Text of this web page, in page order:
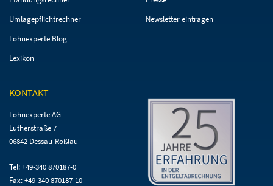
Umlagepflichtrechner
Lohnexperte Blog
Lexikon
Newsletter eintragen
KONTAKT
Lohnexperte AG
Lutherstraße 7
06842 Dessau-Roßlau
Tel: +49-340 870187-0
Fax: +49-340 870187-10